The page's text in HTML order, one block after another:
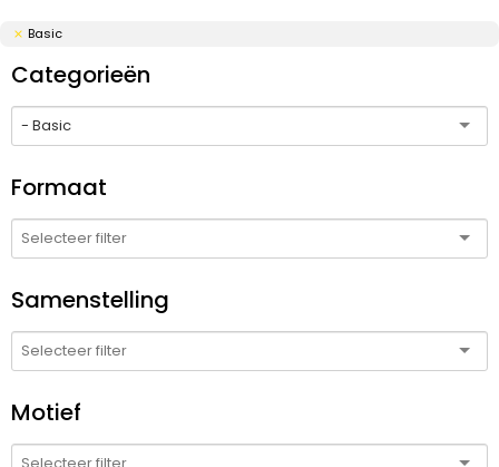
Basic
Categorieën
- Basic
Formaat
Samenstelling
Motief